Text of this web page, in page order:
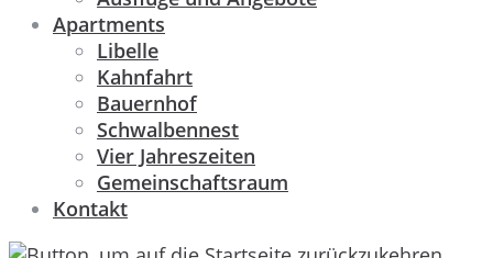
Apartments
Libelle
Kahnfahrt
Bauernhof
Schwalbennest
Vier Jahreszeiten
Gemeinschaftsraum
Kontakt